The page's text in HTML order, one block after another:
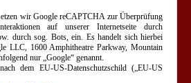
wir Google reCAPTCHA zur Überprüfung
auf unserer Internetseite durch
durch sog. Bots, ein. Es handelt sich hierbei
LLC, 1600 Amphitheatre Parkway, Mountain
nur „Google“ genannt.
dem EU-US-Datenschutzschild („EU-US